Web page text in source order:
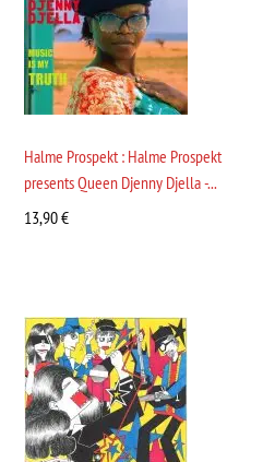
Halme Prospekt : Halme Prospekt
presents Queen Djenny Djella -...
13,90€